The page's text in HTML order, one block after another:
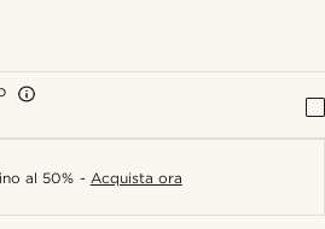
al 50% - Acquista ora